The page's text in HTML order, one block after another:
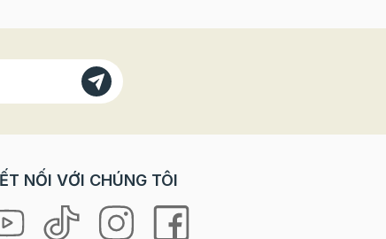
NỐI VỚI CHÚNG TÔI